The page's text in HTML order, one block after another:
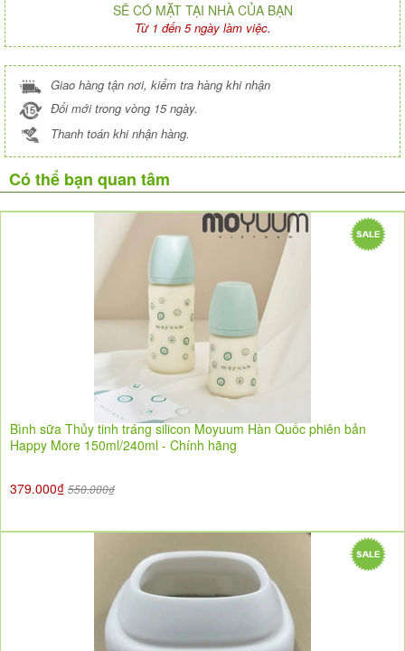
SẼ CÓ MẶT TẠI NHÀ CỦA BẠN
Từ 1 đến 5 ngày làm việc.
Giao hàng tận nơi, kiểm tra hàng khi nhận
Đổi mới trong vòng 15 ngày.
Thanh toán khi nhận hàng.
Có thể bạn quan tâm
Bình sữa Thủy tinh tráng silicon Moyuum Hàn Quốc phiên bản
Happy More 150ml/240ml - Chính hãng
379.000₫ 550.000₫